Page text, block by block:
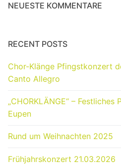
NEUESTE KOMMENTARE
RECENT POSTS
Chor-Klänge Pfingstkonzert
Canto Allegro
„CHORKLÄNGE“ –
Eupen
Rund um Weihnachten 2025
Frühjahrskonzert 21.03.2026